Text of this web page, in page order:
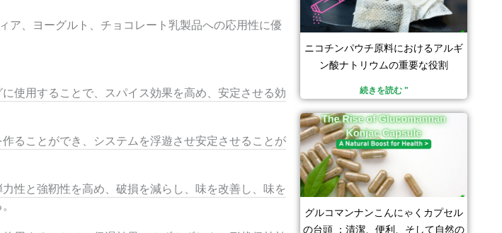
ア、ヨーグルト、チョコレート乳製品への応用性に優
使用することで、スパイス効果を高め、安定させる効
ることができ、システムを浮遊させ安定させることが
性と強靭性を高め、破損を減らし、味を改善し、味を
ニコチンパウチ原料におけるアルギ
ン酸ナトリウムの重要な役割
続きを読む "
グルコマンナンこんにゃくカプセル
の台頭 ：清潔、便利、そして自然の